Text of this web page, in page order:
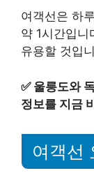
여객선은 하
약 1시간입니
유용할 것입
✅ 울릉도와
정보를 지금
여객선